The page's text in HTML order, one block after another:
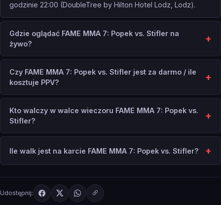
godzinie 22:00 (DoubleTree by Hilton Hotel Lodz, Lodz).
Gdzie oglądać FAME MMA 7: Popek vs. Stifler na
żywo?
Czy FAME MMA 7: Popek vs. Stifler jest za darmo / ile
kosztuje PPV?
Kto walczy w walce wieczoru FAME MMA 7: Popek vs.
Stifler?
Ile walk jest na karcie FAME MMA 7: Popek vs. Stifler?
Udostępnij: